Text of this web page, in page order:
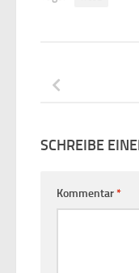
SCHREIBE
Kommentar*